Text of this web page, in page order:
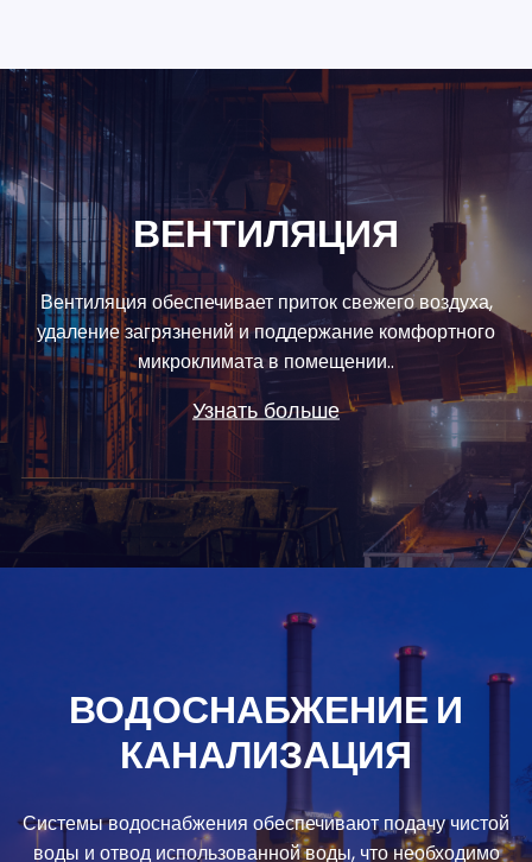
ВЕНТИЛЯЦИЯ
Вентиляция обеспечивает приток свежего воздуха,
удаление загрязнений и поддержание комфортного
микроклимата в помещении..
Узнать больше
ВОДОСНАБЖЕНИЕ И
КАНАЛИЗАЦИЯ
Системы водоснабжения обеспечивают подачу чистой
воды и отвод использованной воды, что необходимо